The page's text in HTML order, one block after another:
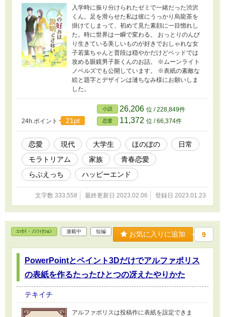
入学時に振り分けられたゼミで一緒だった渋沢
くん。足を滑らせた私は彼にうっかり烏龍茶を
掛けてしまって、初めて見た素顔に一目惚れし
た。時に世界は一瞬で変わる。 おっとりのんび
り生きている美しいものが好きでおしゃれな女
子若葉ちゃんと普段は穏やかだけどベッドでは
攻める眼鏡男子新くんのお話。 ※ムーンライト
ノベルズでも公開しています。 ※表紙の素敵な
絵と題字とデザインは漣ちなみ様にお願いしま
した。
24h.ポイント 21pt
小説 26,206 位 / 228,849件
恋愛 11,372 位 / 66,374件
恋愛 現代 大学生 ほのぼの
日常
モラトリアム
家族
青春恋愛
らぶえっち
ハッピーエンド
文字数 333,558 最終更新日 2023.02.06 登録日 2023.01.23
ｴｯｾｲ・ﾉﾝﾌｨｸｼｮﾝ 連載中 短編 お気に入りに追加 9
PowerPointとペイント3Dだけでアルファポリス
の表紙を作るたったひとつの冴えたやりかた
テキイチ
アルファポリスは投稿作に表紙を設定できま